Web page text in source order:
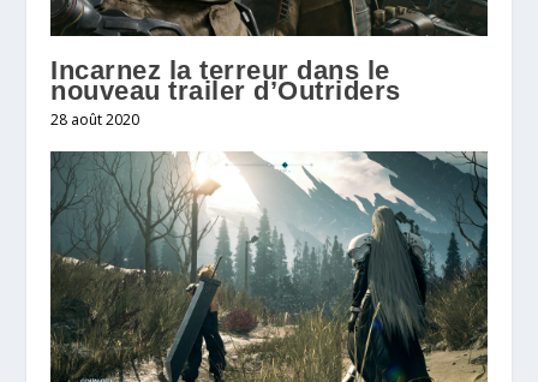
Incarnez la terreur dans le
nouveau trailer d’Outriders
28 août 2020